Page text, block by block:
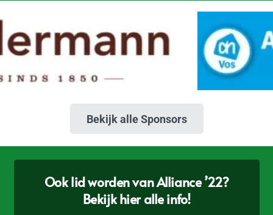
Bekijk alle Sponsors
Ook lid worden van Alliance ’22?
Bekijk hier alle info!